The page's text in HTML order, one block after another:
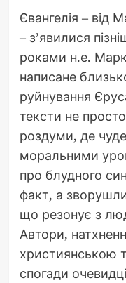
Євангелія – від
– з’явилися
роками н.е.
написане
руйнування
тексти не просто
роздуми, де
моральними
про блудного
факт, а
що резонує з
Автори,
християнською
спогади